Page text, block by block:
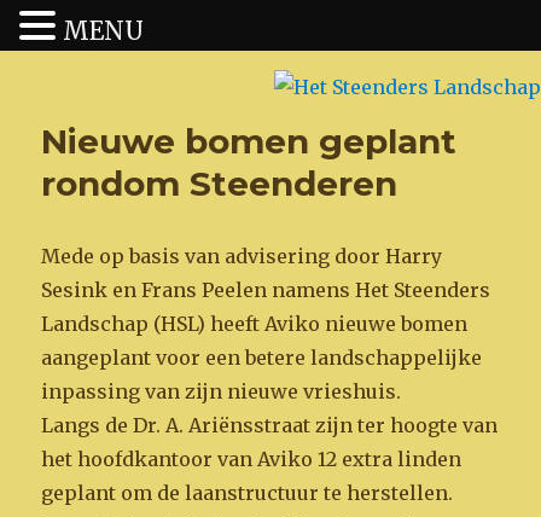
Het Steenders Landschap
Nieuwe bomen geplant
rondom Steenderen
Mede op basis van advisering door Harry
Sesink en Frans Peelen namens Het Steenders
Landschap (HSL) heeft Aviko nieuwe bomen
aangeplant voor een betere landschappelijke
inpassing van zijn nieuwe vrieshuis.
Langs de Dr. A. Ariënsstraat zijn ter hoogte van
het hoofdkantoor van Aviko 12 extra linden
geplant om de laanstructuur te herstellen.
MENU